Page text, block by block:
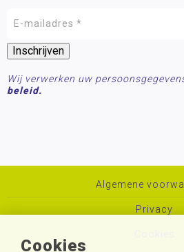
Cookies
Wij verwerken uw
beleid.
Algemene
Privacy